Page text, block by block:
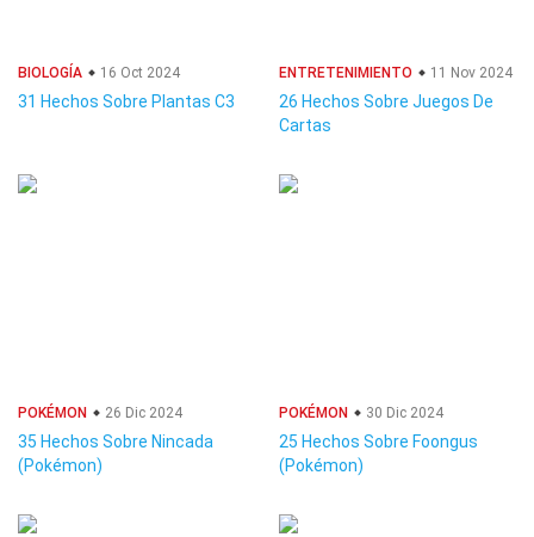
BIOLOGÍA 16 Oct 2024
31 Hechos Sobre Plantas C3
ENTRETENIMIENTO 11 Nov 2024
26 Hechos Sobre Juegos De
Cartas
POKÉMON 26 Dic 2024
35 Hechos Sobre Nincada
(Pokémon)
POKÉMON 30 Dic 2024
25 Hechos Sobre Foongus
(Pokémon)